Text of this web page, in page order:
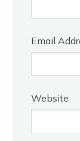
Email
Website